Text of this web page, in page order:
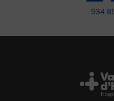
934